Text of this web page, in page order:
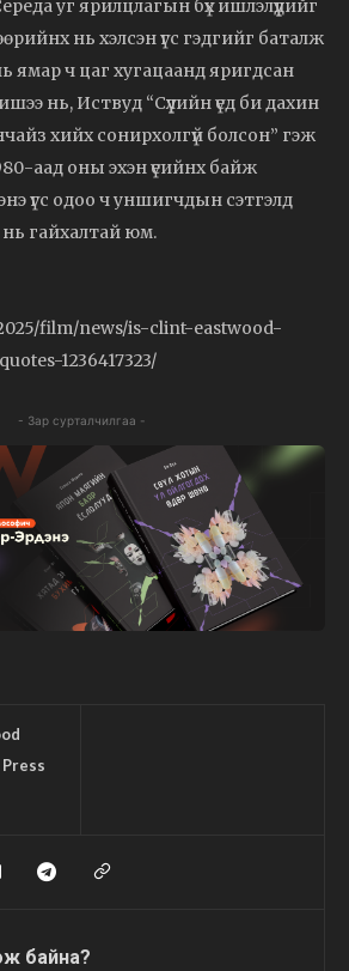
уг ярилцлагын бүх ишлэлүүдийг
нь хэлсэн үгс гэдгийг баталж
ямар ч цаг хугацаанд яригдсан
нь, Иствуд “Сүүлийн үед би дахин
хийх сонирхолгүй болсон” гэж
аад оны эхэн үеийнх байж
үгс одоо ч уншигчдын сэтгэлд
гайхалтай юм.
film/news/is-clint-eastwood-
1236417323/
- Зар сурталчилгаа -
байна?